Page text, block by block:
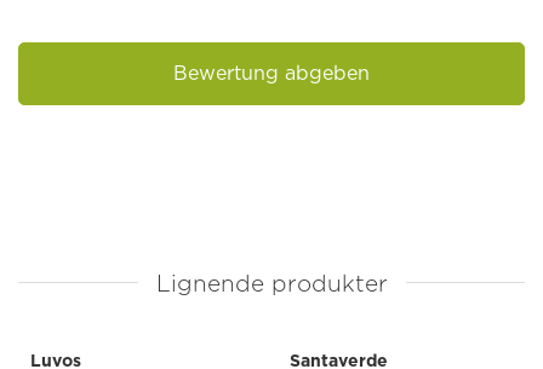
Bewertung abgeben
Lignende produkter
Luvos
Santaverde